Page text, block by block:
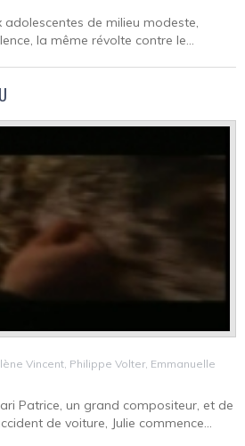
adolescentes de milieu modeste,
la même révolte contre le...
Vincent, Philippe Volter, Emmanuelle
Patrice, un grand compositeur, et de
de voiture, Julie commence...